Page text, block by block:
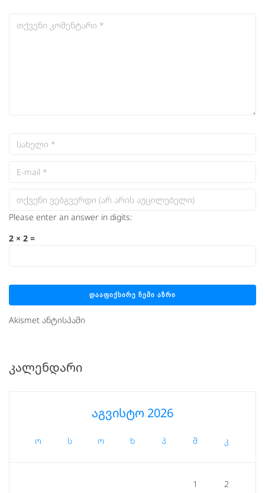
Please enter an answer in digits:
2 × 2 =
Akismet ანტისპამი
ᲙᲐᲚᲔᲜᲓᲐᲠᲘ
აგვისტო 2026
ო ს ო ხ პ შ კ
1 2